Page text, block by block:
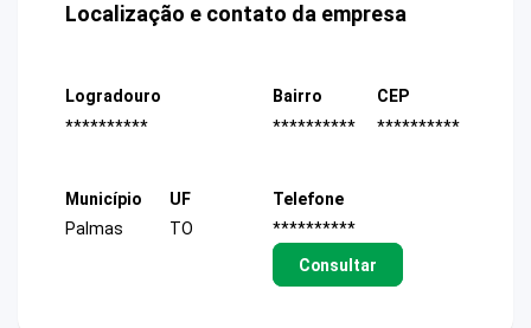
Localização e contato da empresa
Logradouro
**********
Bairro
**********
CEP
**********
Município
Palmas
UF
TO
Telefone
**********
Consultar